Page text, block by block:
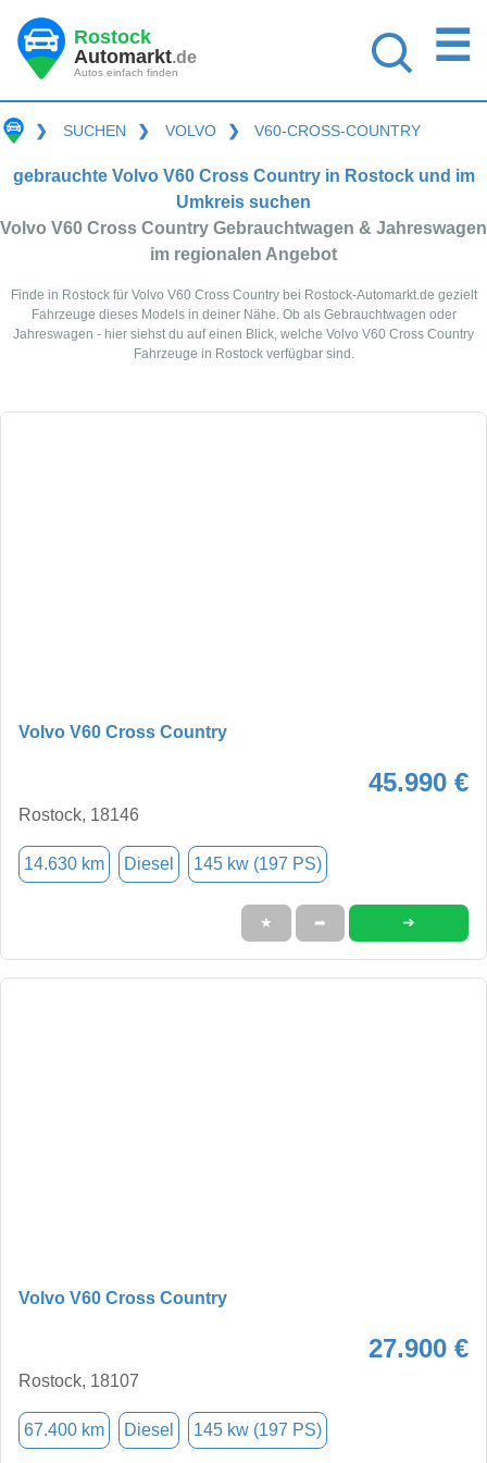
Rostock
Automarkt.de
Autos einfach finden
☰
❯ SUCHEN ❯ VOLVO ❯ V60-CROSS-COUNTRY
gebrauchte Volvo V60 Cross Country in Rostock und im
Umkreis suchen
Volvo V60 Cross Country Gebrauchtwagen & Jahreswagen
im regionalen Angebot
Finde in Rostock für Volvo V60 Cross Country bei Rostock-Automarkt.de gezielt
Fahrzeuge dieses Models in deiner Nähe. Ob als Gebrauchtwagen oder
Jahreswagen - hier siehst du auf einen Blick, welche Volvo V60 Cross Country
Fahrzeuge in Rostock verfügbar sind.
Volvo V60 Cross Country
45.990 €
Rostock, 18146
14.630 km Diesel 145 kw (197 PS)
★ ➦ ➜
Volvo V60 Cross Country
27.900 €
Rostock, 18107
67.400 km Diesel 145 kw (197 PS)